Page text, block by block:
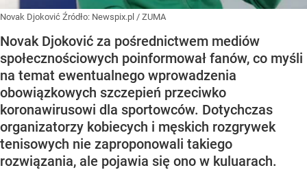
Novak Djoković Źródło: Newspix.pl / ZUMA
Novak Djoković za pośrednictwem mediów
społecznościowych poinformował fanów, co myśli
na temat ewentualnego wprowadzenia
obowiązkowych szczepień przeciwko
koronawirusowi dla sportowców. Dotychczas
organizatorzy kobiecych i męskich rozgrywek
tenisowych nie zaproponowali takiego
rozwiązania, ale pojawia się ono w kuluarach.